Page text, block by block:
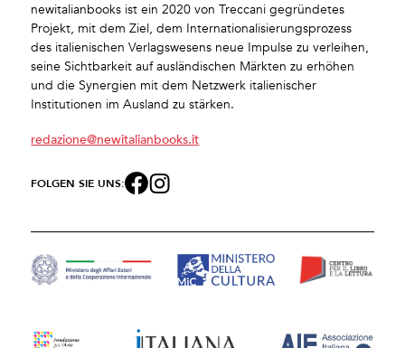
newitalianbooks ist ein 2020 von Treccani gegründetes
Projekt, mit dem Ziel, dem Internationalisierungsprozess
des italienischen Verlagswesens neue Impulse zu verleihen,
seine Sichtbarkeit auf ausländischen Märkten zu erhöhen
und die Synergien mit dem Netzwerk italienischer
Institutionen im Ausland zu stärken.
redazione@newitalianbooks.it
FOLGEN SIE UNS: